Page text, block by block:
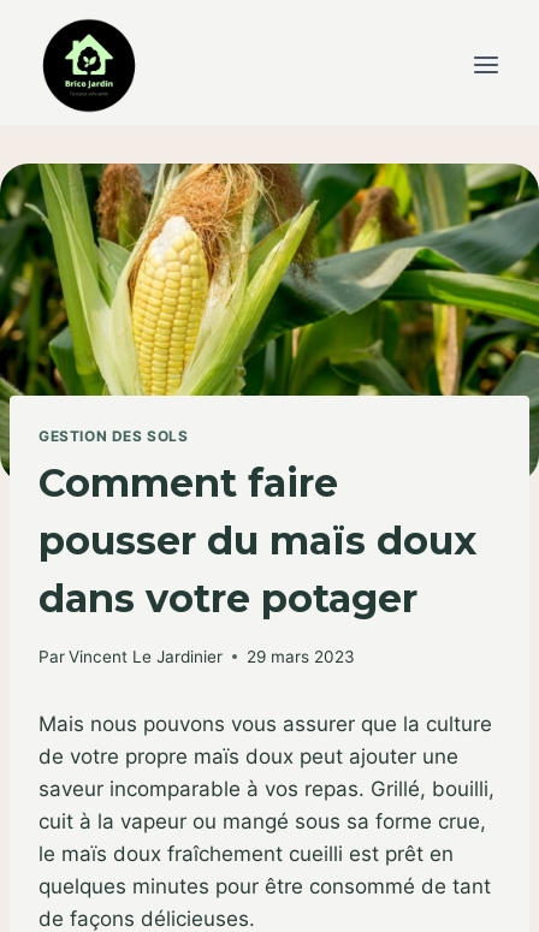
content
GESTION DES SOLS
Comment faire
pousser du maïs doux
dans votre potager
ParVincent Le Jardinier 29 mars 2023
Mais nous pouvons vous assurer que la culture
de votre propre maïs doux peut ajouter une
saveur incomparable à vos repas. Grillé, bouilli,
cuit à la vapeur ou mangé sous sa forme crue,
le maïs doux fraîchement cueilli est prêt en
quelques minutes pour être consommé de tant
de façons délicieuses.